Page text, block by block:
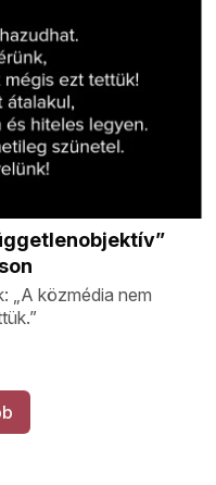
„A közmédia nem